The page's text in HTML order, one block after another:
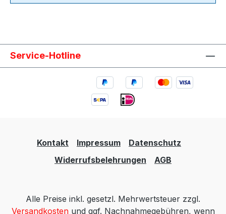
Service-Hotline
Kontakt Impressum
Datenschutz
Widerrufsbelehrungen
AGB
Alle Preise inkl. gesetzl. Mehrwertsteuer zzgl.
Versandkostenund ggf. Nachnahmegebühren, wenn